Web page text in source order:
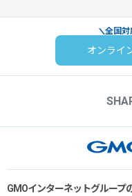
全国対
オンライ
GMOインターネットグループ